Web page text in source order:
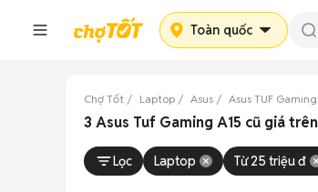
Toàn quốc
Chợ Tốt Laptop Asus Asus TUF Gaming
3 Asus Tuf Gaming A15 cũ giá
Lọc Laptop Từ 25 triệu đ